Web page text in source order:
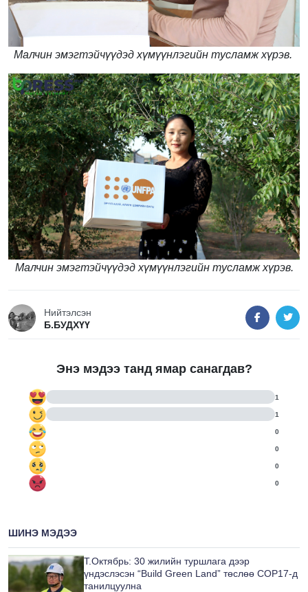
Малчин эмэгтэйчүүдэд хүмүүнлэгийн тусламж хүрэв.
Малчин эмэгтэйчүүдэд хүмүүнлэгийн тусламж хүрэв.
Нийтэлсэн
Б.БУДХҮҮ
Энэ мэдээ танд ямар санагдав?
1
1
0
0
0
0
ШИНЭ МЭДЭЭ
Т.Октябрь: 30 жилийн туршлага дээр
үндэслэсэн “Build Green Land” төслөө COP17-д
танилцуулна